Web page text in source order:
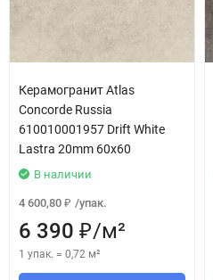
Керамогранит Atlas
Concorde Russia
610010001957 Drift White
Lastra 20mm 60x60
В наличии
4 600,80 ₽ /упак.
6 390 ₽/м²
1 упак. = 0,72 м²